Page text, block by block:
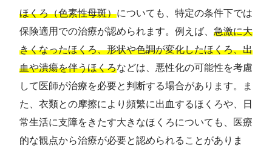
ほくろ（色素性母斑）についても、特定の条件下では
保険適用での治療が認められます。例えば、 急激に大
きくなったほくろ、形状や色調が変化したほくろ、出
血や潰瘍を伴うほくろなどは、悪性化の可能性を考慮
して医師が治療を必要と判断する場合があります。ま
た、衣類との摩擦により頻繁に出血するほくろや、日
常生活に支障をきたす大きなほくろについても、医療
的な観点から治療が必要と認められることがありま